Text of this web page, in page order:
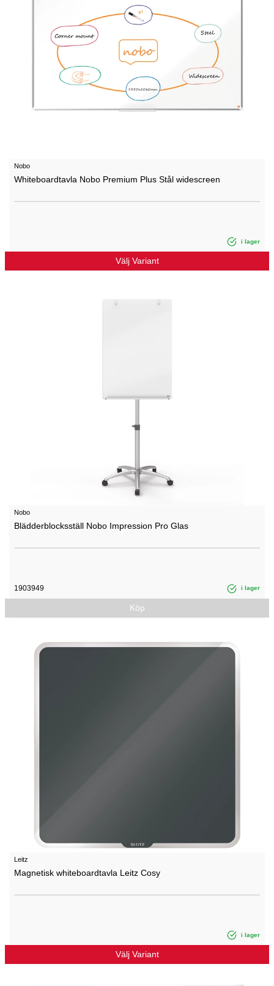
Nobo
Whiteboardtavla Nobo Premium Plus Stål widescreen
i lager
Välj Variant
Nobo
Blädderblocksställ Nobo Impression Pro Glas
1903949 i lager
Köp
Leitz
Magnetisk whiteboardtavla Leitz Cosy
i lager
Välj Variant